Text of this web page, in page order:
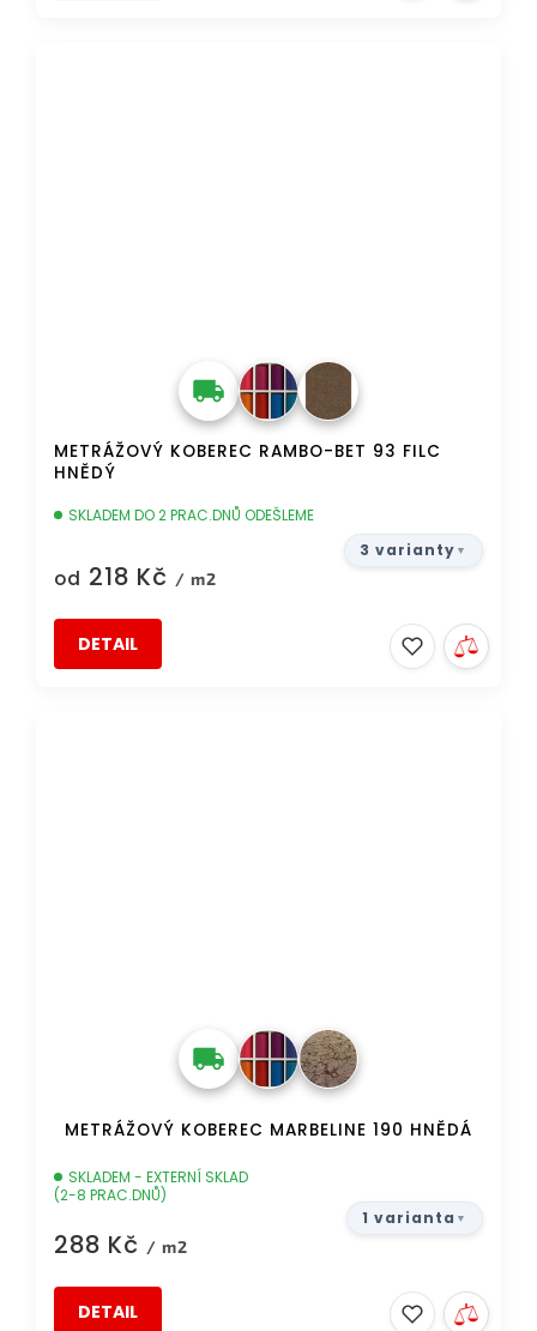
METRÁŽOVÝ KOBEREC RAMBO-BET 93 FILC
HNĚDÝ
SKLADEM DO 2 PRAC.DNŮ ODEŠLEME
od 218 Kč / m2
DETAIL
3 varianty
METRÁŽOVÝ KOBEREC MARBELINE 190 HNĚDÁ
SKLADEM - EXTERNÍ SKLAD
(2-8 PRAC.DNŮ)
288 Kč / m2
DETAIL
1 varianta